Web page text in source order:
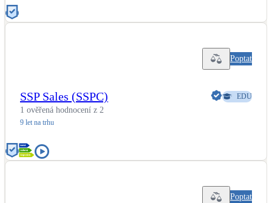
Kamna / krby
Doplňkové zdroje vytápění
Poptat
SSP Sales (SSPC) EDU
1 ověřená hodnocení z 2
9 let na trhu
Poptat